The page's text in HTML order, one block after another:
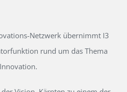
Netzwerk übernimmt I3
rund um das Thema
Innovation.